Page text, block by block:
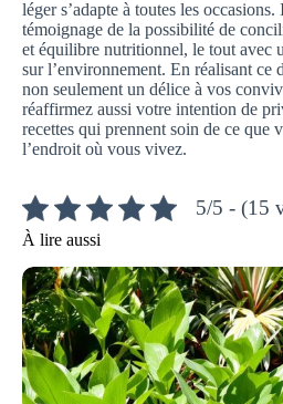
léger s’adapte à toutes les occasions.
témoignage de la possibilité de
et équilibre nutritionnel, le tout avec
sur l’environnement. En réalisant ce
non seulement un délice à vos
réaffirmez aussi votre intention de
recettes qui prennent soin de ce que
l’endroit où vous vivez.
5/5 - (15
À lire aussi